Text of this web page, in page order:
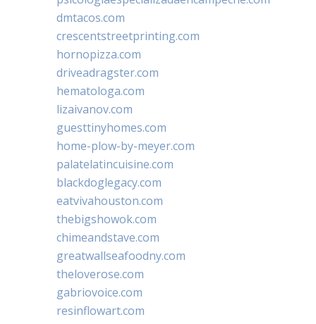
dmtacos.com
crescentstreetprinting.com
hornopizza.com
driveadragster.com
hematologa.com
lizaivanov.com
guesttinyhomes.com
home-plow-by-meyer.com
palatelatincuisine.com
blackdoglegacy.com
eatvivahouston.com
thebigshowok.com
chimeandstave.com
greatwallseafoodny.com
theloverose.com
gabriovoice.com
resinflowart.com